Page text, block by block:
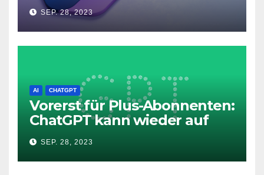
Microsoft Copilot in Windows
11 SEP. 28, 2023
AI CHATGPT
Vorerst für Plus-Abonnenten:
ChatGPT kann wieder auf
das Internet zugreifen
SEP. 28, 2023